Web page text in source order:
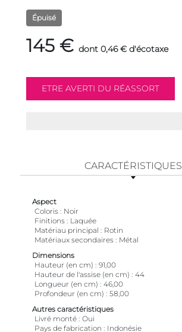
Épuisé
145 € dont 0,46 € d'écotaxe
CARACTÉRISTIQUES
Aspect
Coloris
Noir
Finitions
Laquée
Matériau principal
Rotin
Matériaux secondaires
Métal
Dimensions
Hauteur (en cm)
91,00
Hauteur de l'assise (en cm)
44
Longueur (en cm)
46,00
Profondeur (en cm)
58,00
Autres caractéristiques
Livré monté Oui
Pays de fabrication
Indonésie